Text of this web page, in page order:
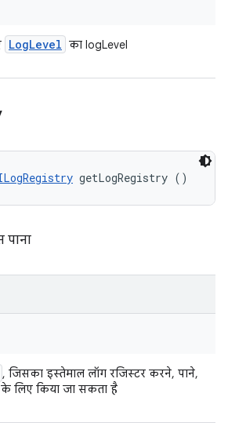
LogLevel का logLevel
getLogRegistry ()
पाना
, जिसका इस्तेमाल लॉग रजिस्टर करने, पाने,
लिए किया जा सकता है